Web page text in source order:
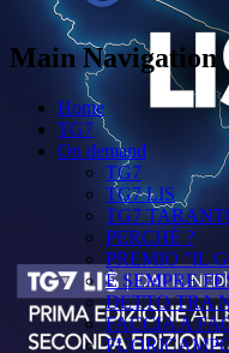
Main Navigation
Home
TG7
On demand
TG7
TG7 LIS
TG7
PERCHÉ ?
PREMIO "IL
È SEMPRE
DETTO TRA
FACCIA A